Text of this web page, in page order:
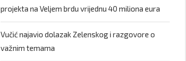
projekta na Veljem brdu vrijednu 40 miliona eura
Vučić najavio dolazak Zelenskog i razgovore o
važnim temama